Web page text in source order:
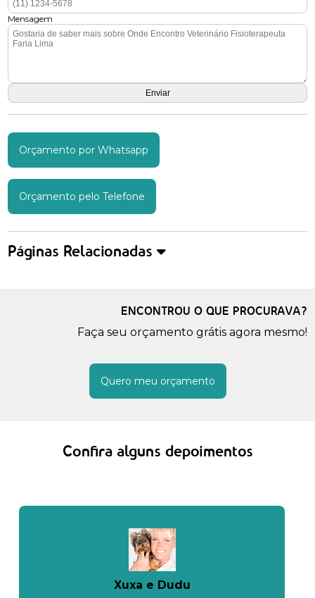
Mensagem
Orçamento por Whatsapp
Orçamento pelo Telefone
Páginas Relacionadas
ENCONTROU O QUE PROCURAVA?
Faça seu orçamento grátis agora mesmo!
Quero meu orçamento
Confira alguns depoimentos
Xuxa e Dudu